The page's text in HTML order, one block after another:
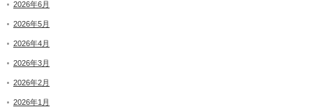
2026年6月
2026年5月
2026年4月
2026年3月
2026年2月
2026年1月